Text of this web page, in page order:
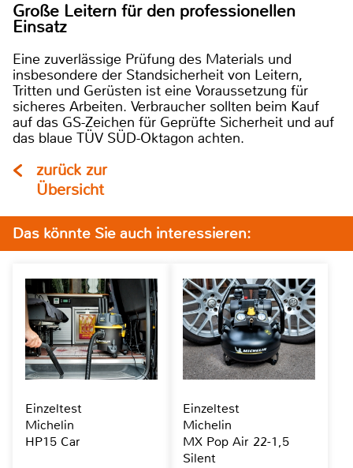
Große Leitern für den professionellen
Einsatz
Eine zuverlässige Prüfung des Materials und
insbesondere der Standsicherheit von Leitern,
Tritten und Gerüsten ist eine Voraussetzung für
sicheres Arbeiten. Verbraucher sollten beim Kauf
auf das GS-Zeichen für Geprüfte Sicherheit und auf
das blaue TÜV SÜD-Oktagon achten.
zurück zur
Übersicht
Das könnte Sie auch interessieren:
Einzeltest
Michelin
HP15 Car
Einzeltest
Michelin
MX Pop Air 22-1,5
Silent